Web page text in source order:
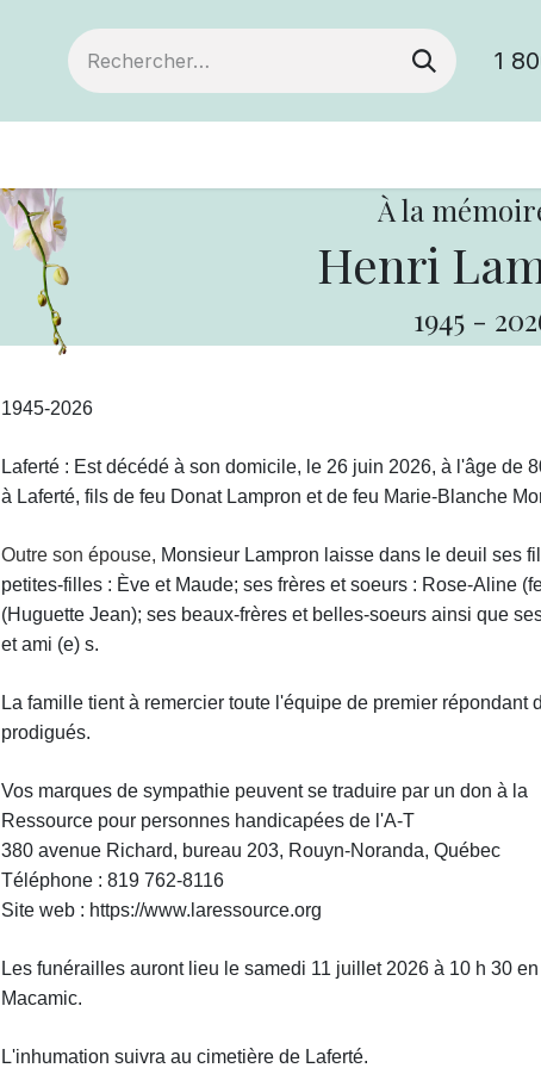
1
À la
Henri
1945 -
1945-2026
Laferté : Est décédé à son domicile, le 26 juin 2026, à l'âge de
à Laferté, fils de feu Donat Lampron et de feu Marie-Blanche
Outre son épouse, Monsieur Lampron laisse dans le deuil ses
petites-filles : Ève et Maude; ses frères et soeurs : Rose-Aline
(Huguette Jean); ses beaux-frères et belles-soeurs ainsi que
et ami (e) s.
La famille tient à remercier toute l'équipe de premier répondant
prodigués.
Vos marques de sympathie peuvent se traduire par un don à la
Ressource pour personnes handicapées de l'A-T
380 avenue Richard, bureau 203, Rouyn-Noranda, Québec
Téléphone : 819 762-8116
Site web : https://www.laressource.org
Les funérailles auront lieu le samedi 11 juillet 2026 à 10 h 30
Macamic.
L'inhumation suivra au cimetière de Laferté.